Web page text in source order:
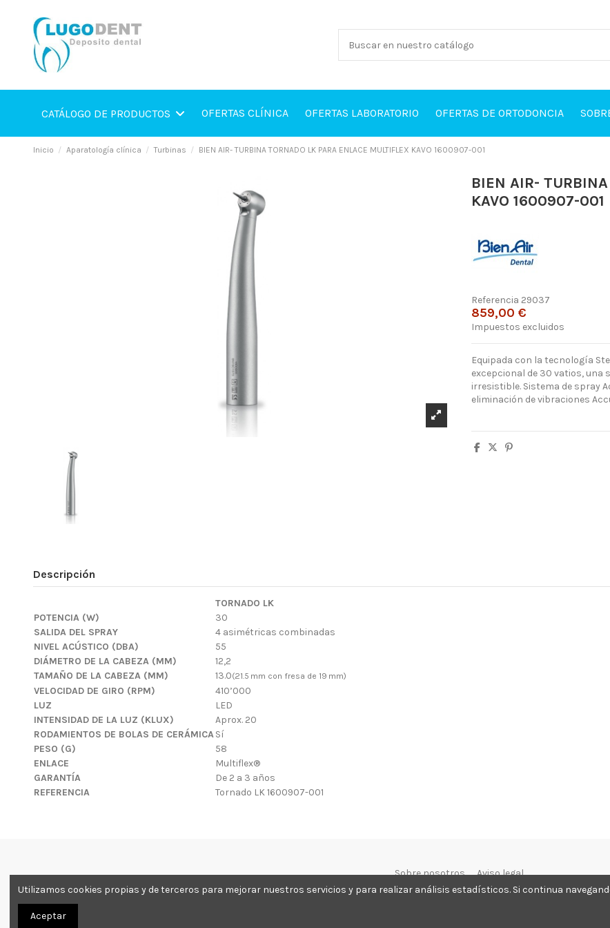
CATÁLOGO DE PRODUCTOS OFERTAS CLÍNICA OFERTAS LABORATORIO OFERTAS DE ORTODONCIA
Inicio Aparatología clínica Turbinas BIEN AIR- TURBINA TORNADO LK PARA ENLACE MULTIFLEX KAVO 1600907-001
BIEN AIR-
KAVO 1600907-001
Referencia 29037
859,00 €
Impuestos excluidos
Equipada con la tecnología
excepcional de 30 vatios, una
irresistible. Sistema de spray
eliminación de vibraciones
Descripción
TORNADO LK
POTENCIA (W)
30
SALIDA DEL SPRAY
4 asimétricas combinadas
NIVEL ACÚSTICO (DBA)
55
DIÁMETRO DE LA CABEZA (MM)
12,2
TAMAÑO DE LA CABEZA (MM)
13.0(21.5 mm con fresa de 19 mm)
VELOCIDAD DE GIRO (RPM)
410’000
LUZ
LED
INTENSIDAD DE LA LUZ (KLUX)
Aprox. 20
RODAMIENTOS DE BOLAS DE CERÁMICA Sí
PESO (G)
58
ENLACE
Multiflex®
GARANTÍA
De 2 a 3 años
REFERENCIA
Tornado LK 1600907-001
Sobre nosotros Aviso legal
Utilizamos cookies propias y de terceros para mejorar nuestros servicios y para realizar análisis estadísticos. Si continua
Aceptar